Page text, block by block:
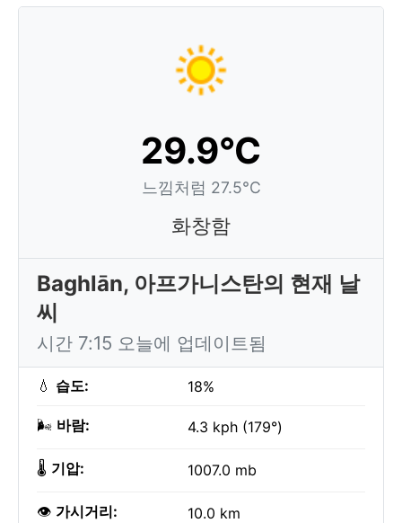
29.9°C
느낌처럼 27.5°C
화창함
Baghlān, 아프가니스탄의 현재 날
씨
시간 7:15 오늘에 업데이트됨
💧 습도: 18%
🌬️ 바람: 4.3 kph (179°)
🌡️ 기압: 1007.0 mb
👁️ 가시거리: 10.0 km